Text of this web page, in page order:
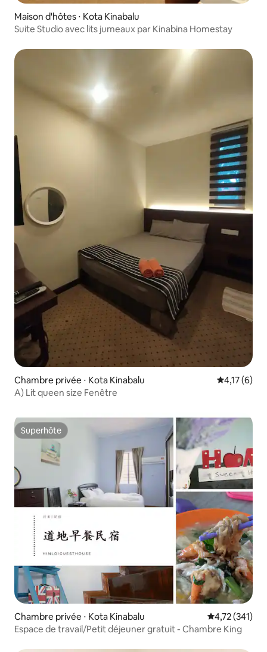
Maison d'hôtes ⋅ Kota Kinabalu
Suite Studio avec lits jumeaux par Kinabina Homestay
Chambre privée ⋅ Kota Kinabalu Évaluation
4,17 (6)
A) Lit queen size Fenêtre
Superhôte
Superhôte
Chambre privée ⋅ Kota Kinabalu Évaluation
4,72 (341)
Espace de travail/Petit déjeuner gratuit - Chambre King